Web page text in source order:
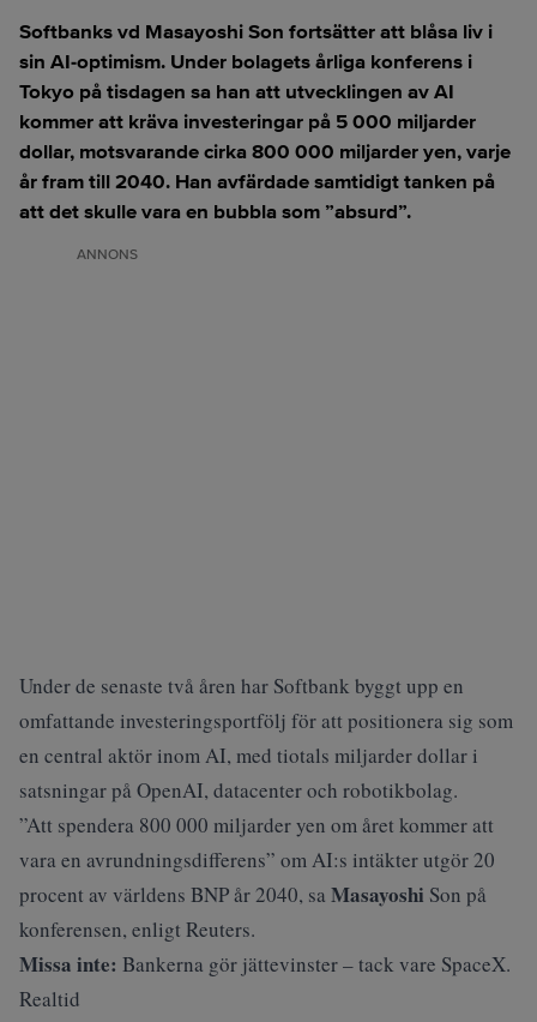
Softbanks vd Masayoshi Son fortsätter att blåsa liv i
sin AI-optimism. Under bolagets årliga konferens i
Tokyo på tisdagen sa han att utvecklingen av AI
kommer att kräva investeringar på 5 000 miljarder
dollar, motsvarande cirka 800 000 miljarder yen, varje
år fram till 2040. Han avfärdade samtidigt tanken på
att det skulle vara en bubbla som ”absurd”.
ANNONS
Under de senaste två åren har Softbank byggt upp en
omfattande investeringsportfölj för att positionera sig som
en central aktör inom AI, med tiotals miljarder dollar i
satsningar på OpenAI, datacenter och robotikbolag.
”Att spendera 800 000 miljarder yen om året kommer att
vara en avrundningsdifferens” om AI:s intäkter utgör 20
procent av världens BNP år 2040, sa Masayoshi Son på
konferensen, enligt Reuters.
Missa inte: Bankerna gör jättevinster – tack vare SpaceX.
Realtid